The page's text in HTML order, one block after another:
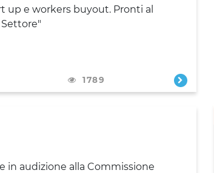
up e workers buyout. Pronti al
1789
in audizione alla Commissione